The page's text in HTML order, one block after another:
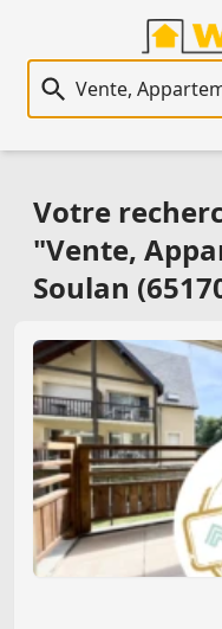
Recherche immobilière
Votre
"Vente,
Soulan